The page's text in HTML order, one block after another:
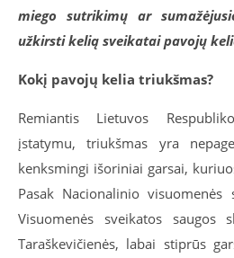
miego sutrikimų ar
užkirsti kelią sveikatai pavojų
Kokį pavojų kelia triukšmas?
Remiantis Lietuvos
įstatymu, triukšmas yra
kenksmingi išoriniai garsai,
Pasak Nacionalinio visuomenės
Visuomenės sveikatos saugos
Taraškevičienės, labai stiprūs